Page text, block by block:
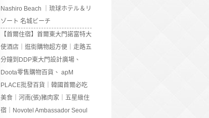
Nashiro Beach ｜琉球ホテル＆リ
ゾート 名城ビーチ
【首爾住宿】首爾東大門諾富特大
使酒店｜逛街購物超方便｜走路五
分鐘到DDP東大門設計廣場、
Doota零售購物百貨、 apM
PLACE批發百貨｜韓國首爾必吃
美食｜河南(張)豬肉家｜五星級住
宿｜Novotel Ambassador Seoul